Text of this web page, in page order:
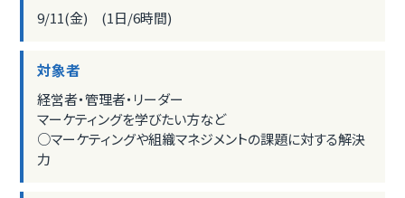
9/11(金) (1日/6時間)
対象者
経営者・管理者・リーダー
マーケティングを学びたい方など
○マーケティングや組織マネジメントの課題に対する解決
力